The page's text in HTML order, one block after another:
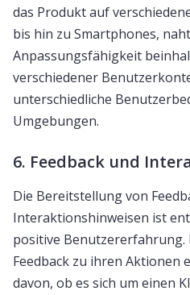
das Produkt auf
bis hin zu Smartphones,
Anpassungsfähigkeit
verschiedener
unterschiedliche
Umgebungen.
6. Feedback und
Die Bereitstellung von
Interaktionshinweisen ist
positive
Feedback zu ihren Aktionen
davon, ob es sich um einen